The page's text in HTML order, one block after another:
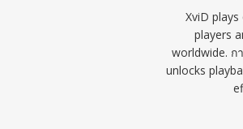
ระบบปฏิบัติการอื่น
สมบูรณ์ ทำให้
ชุมชน แม้ว่า
MPEG-4 ASP สำ
XviD
players
worldwide. ก
unlocks